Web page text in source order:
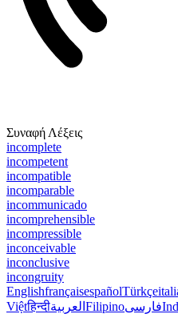
Συναφή Λέξεις
incomplete
incompetent
incompatible
incomparable
incommunicado
incomprehensible
incompressible
inconceivable
inconclusive
incongruity
EnglishfrançaisespañolTürkçe
Việtहिन्दीالعربية Filipinoفارسی